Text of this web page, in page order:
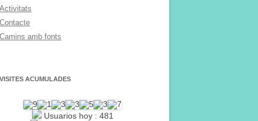
Activitats
Contacte
Camins amb fonts
VISITES ACUMULADES
Usuarios hoy : 481